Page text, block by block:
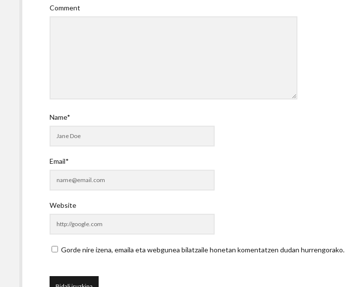
Comment
Name*
Email*
Website
Gorde nire izena, emaila eta webgunea bilatzaile honetan komentatzen dudan hurrengorako.